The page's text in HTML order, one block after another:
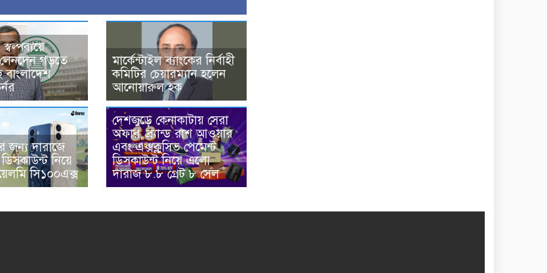
গড়তে
মার্কেন্টাইল ব্যাংকের নির্বাহী
কমিটির চেয়ারম্যান হলেন
আনোয়ারুল হক
জন্য দারাজে
নিয়ে
সি১০০এক্স
দেশজুড়ে কেনাকাটায় সেরা
অফার, ব্র্যান্ড রাশ আওয়ার
এবং এক্সক্লুসিভ পেমেন্ট
ডিসকাউন্ট নিয়ে এলো
দারাজ ৮.৮ গ্রেট ৮ সেল